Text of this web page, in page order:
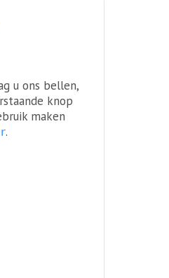
u ons bellen,
knop
maken
.